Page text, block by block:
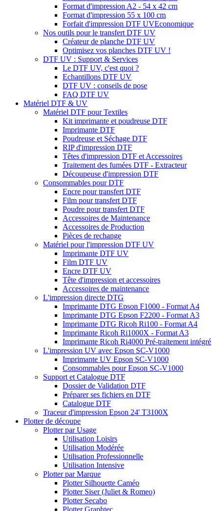
Format d'impression A2 - 54 x 42 cm
Format d'impression 55 x 100 cm
Forfait d'impression DTF UVEconomique
Nos outils pour le transfert DTF UV
Créateur de planche DTF UV
Optimisez vos planches DTF UV !
DTF UV : Support & Services
Le DTF UV, c'est quoi ?
Echantillons DTF UV
DTF UV : conseils de pose
FAQ DTF UV
Matériel DTF & UV
Matériel DTF pour Textiles
Kit imprimante et poudreuse DTF
Imprimante DTF
Poudreuse et Séchage DTF
RIP d'impression DTF
Têtes d'impression DTF et Accessoires
Traitement des fumées DTF - Extracteur
Découpeuse d'impression DTF
Consommables pour DTF
Encre pour transfert DTF
Film pour transfert DTF
Poudre pour transfert DTF
Accessoires de Maintenance
Accessoires de Production
Pièces de rechange
Matériel pour l'impression DTF UV
Imprimante DTF UV
Film DTF UV
Encre DTF UV
Tête d'impression et accessoires
Accessoires de maintenance
L'impression directe DTG
Imprimante DTG Epson F1000 - Format A4
Imprimante DTG Epson F2200 - Format A3
Imprimante DTG Ricoh Ri100 - Format A4
Imprimante Ricoh Ri1000X - Format A3
Imprimante Ricoh Ri4000 Pré-traitement intégré
L'impression UV avec Epson SC-V1000
Imprimante UV Epson SC-V1000
Consommables pour Epson SC-V1000
Support et Catalogue DTF
Dossier de Validation DTF
Préparer ses fichiers en DTF
Catalogue DTF
Traceur d'impression Epson 24' T3100X
Plotter de découpe
Plotter par Usage
Utilisation Loisirs
Utilisation Modérée
Utilisation Professionnelle
Utilisation Intensive
Plotter par Marque
Plotter Silhouette Caméo
Plotter Siser (Juliet & Romeo)
Plotter Secabo